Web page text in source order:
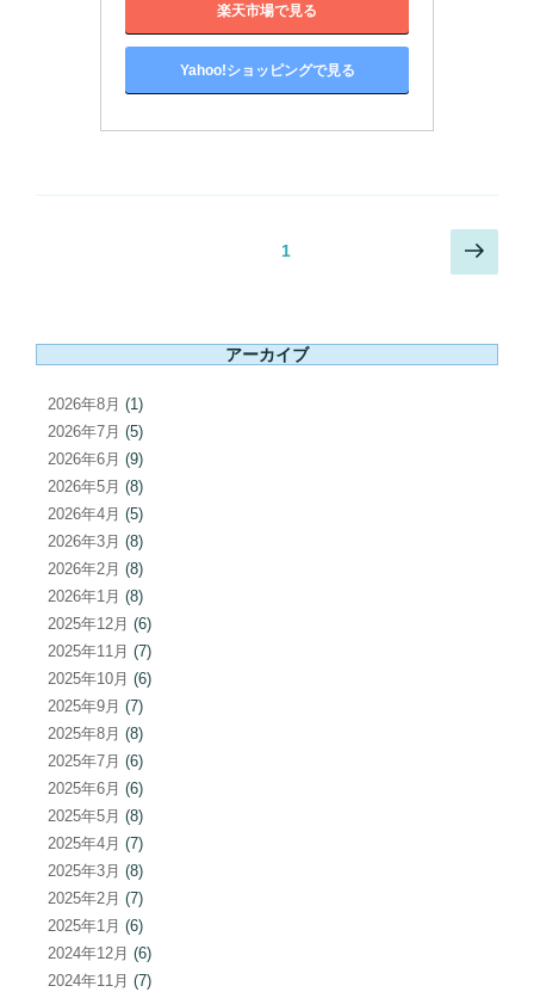
楽天市場で見る
Yahoo!ショッピングで見る
ゲ
ー
シ
ョ
ン
1
次
の
ジ
アーカイブ
2026年8月 (1)
2026年7月 (5)
2026年6月 (9)
2026年5月 (8)
2026年4月 (5)
2026年3月 (8)
2026年2月 (8)
2026年1月 (8)
2025年12月 (6)
2025年11月 (7)
2025年10月 (6)
2025年9月 (7)
2025年8月 (8)
2025年7月 (6)
2025年6月 (6)
2025年5月 (8)
2025年4月 (7)
2025年3月 (8)
2025年2月 (7)
2025年1月 (6)
2024年12月 (6)
2024年11月 (7)